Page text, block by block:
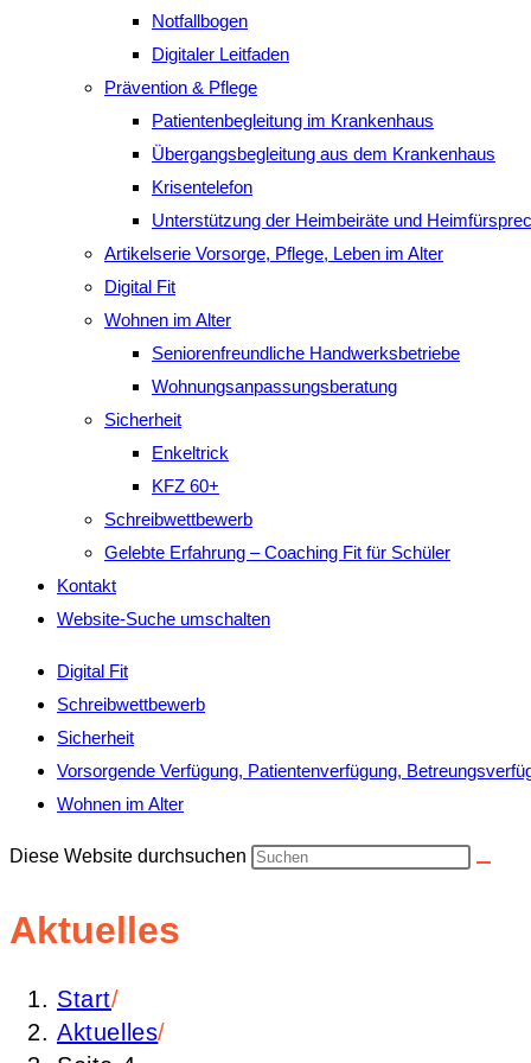
Notfallbogen
Digitaler Leitfaden
Prävention & Pflege
Patientenbegleitung im Krankenhaus
Übergangsbegleitung aus dem Krankenhaus
Krisentelefon
Unterstützung der Heimbeiräte und
Artikelserie Vorsorge, Pflege, Leben im Alter
Digital Fit
Wohnen im Alter
Seniorenfreundliche Handwerksbetriebe
Wohnungsanpassungsberatung
Sicherheit
Enkeltrick
KFZ 60+
Schreibwettbewerb
Gelebte Erfahrung – Coaching Fit für Schüler
Kontakt
Website-Suche umschalten
Digital Fit
Schreibwettbewerb
Sicherheit
Vorsorgende Verfügung, Patientenverfügung,
Wohnen im Alter
Diese Website durchsuchen
Aktuelles
Start/
Aktuelles/